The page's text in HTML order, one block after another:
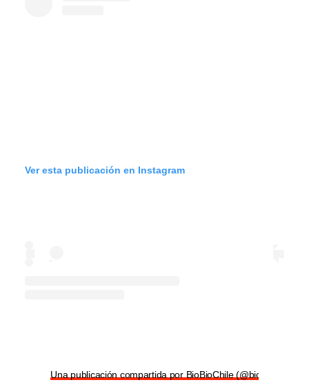
Ver esta publicación en Instagram
Una publicación compartida por BioBioChile (@biobiochile)